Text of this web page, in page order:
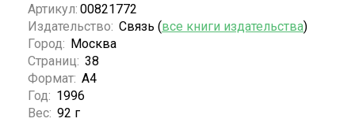
Артикул: 00821772
Издательство: Связь (все книги издательства)
Город: Москва
Страниц: 38
Формат: А4
Год: 1996
Вес: 92 г